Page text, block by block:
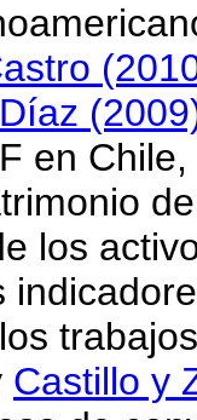
en
los
Castillo y